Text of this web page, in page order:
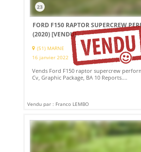
23
FORD F150 RAPTOR SUPERCREW
(2020)[VENDU]
(51) MARNE
16 janvier 2022
Vends Ford F150 raptor supercrew
Cv, Graphic Package, BA 10 Reports....
Vendu par : Franco LEMBO